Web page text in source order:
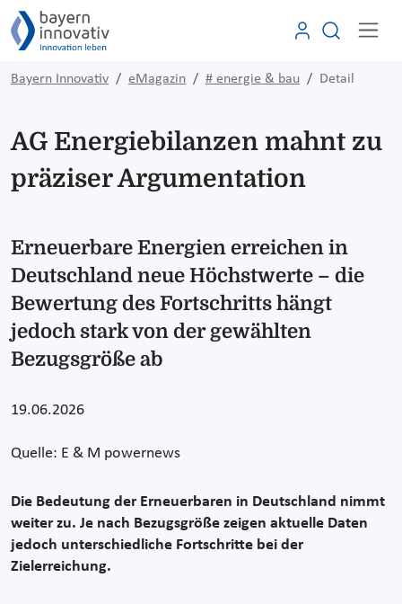
Bayern Innovativ eMagazin # energie & bau Detail
AG Energiebilanzen mahnt zu
präziser Argumentation
Erneuerbare Energien erreichen in
Deutschland neue Höchstwerte – die
Bewertung des Fortschritts hängt
jedoch stark von der gewählten
Bezugsgröße ab
19.06.2026
Quelle: E & M powernews
Die Bedeutung der Erneuerbaren in Deutschland nimmt
weiter zu. Je nach Bezugsgröße zeigen aktuelle Daten
jedoch unterschiedliche Fortschritte bei der
Zielerreichung.